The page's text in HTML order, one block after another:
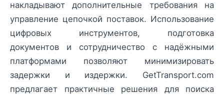
накладывают дополнительные требования на
управление цепочкой поставок. Использование
цифровых инструментов, подготовка
документов и сотрудничество с надёжными
платформами позволяют минимизировать
задержки и издержки. GetTransport.com
предлагает практичные решения для поиска